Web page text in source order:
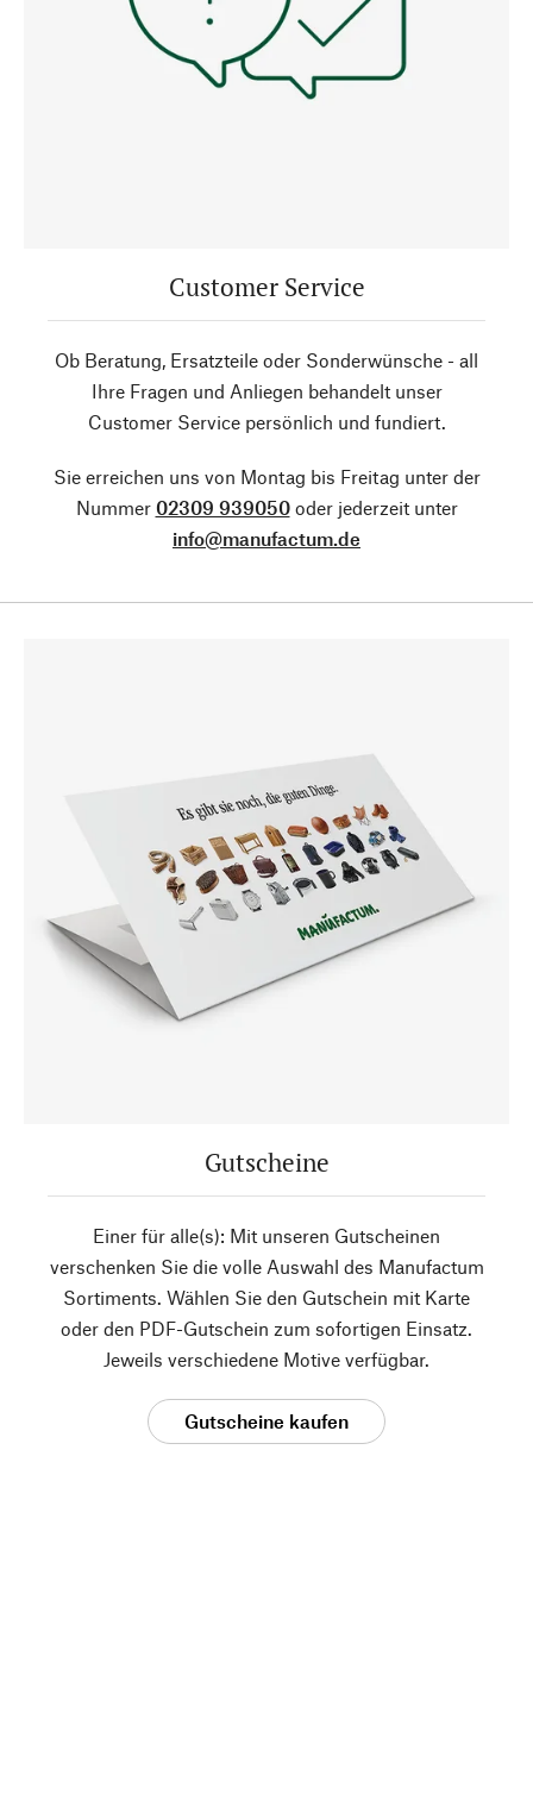
Customer Service
Ob Beratung, Ersatzteile oder Sonderwünsche - all
Ihre Fragen und Anliegen behandelt unser
Customer Service persönlich und fundiert.
Sie erreichen uns von Montag bis Freitag unter der
Nummer 02309 939050oder jederzeit unter
info@manufactum.de
Gutscheine
Einer für alle(s): Mit unseren Gutscheinen
verschenken Sie die volle Auswahl des Manufactum
Sortiments. Wählen Sie den Gutschein mit Karte
oder den PDF-Gutschein zum sofortigen Einsatz.
Jeweils verschiedene Motive verfügbar.
Gutscheine kaufen